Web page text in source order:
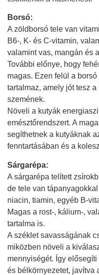
Borsó:
A zöldborsó tele van
B6-, K- és C-vitamin,
valamint vas, mangán és
További előnye, hogy
magas. Ezen felül a
tartalmaz, amely jót tesz
szemének.
Növeli a kutyák
emésztőrendszert. A
segíthetnek a kutyáknak
fenntartásában és a
Sárgarépa:
A sárgarépa telített
de tele van
niacin, tiamin, egyéb B-
Magas a rost-, kálium-,
tartalma is.
A széklet savasságának
miközben növeli a
mennyiségét. Így
és bélkörnyezetet, javítva